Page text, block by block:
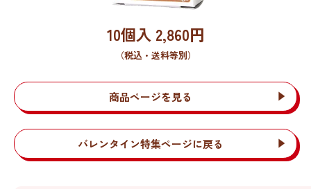
10個入 2,860円
（税込・送料等別）
商品ページを見る
バレンタイン特集ページに戻る